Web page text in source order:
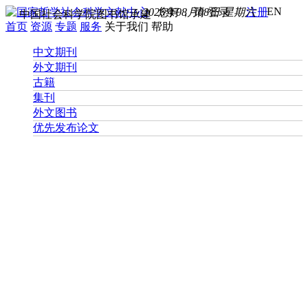
您好， 请登录 注册EN
2026年08月08日 星期六
中国社会科学院图书馆承建
首页 资源 专题 服务 关于我们 帮助
中文期刊
外文期刊
古籍
集刊
外文图书
优先发布论文